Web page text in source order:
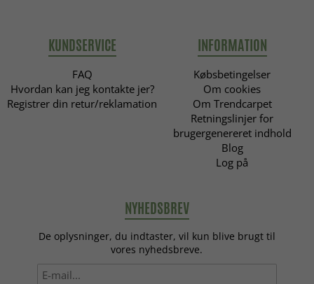
KUNDSERVICE
FAQ
Hvordan kan jeg kontakte jer?
Registrer din retur/reklamation
INFORMATION
Købsbetingelser
Om cookies
Om Trendcarpet
Retningslinjer for
brugergenereret indhold
Blog
Log på
NYHEDSBREV
De oplysninger, du indtaster, vil kun blive brugt til
vores nyhedsbreve.